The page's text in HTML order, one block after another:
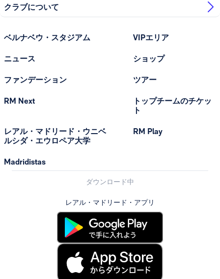
クラブについて
ベルナベウ・スタジアム
ニュース
ファンデーション
RM Next
レアル・マドリード・ウニベ
ルシダ・エウロペア大学
Madridistas
VIPエリア
ショップ
ツアー
トップチームのチケッ
ト
RM Play
ダウンロード中
レアル・マドリード・アプリ